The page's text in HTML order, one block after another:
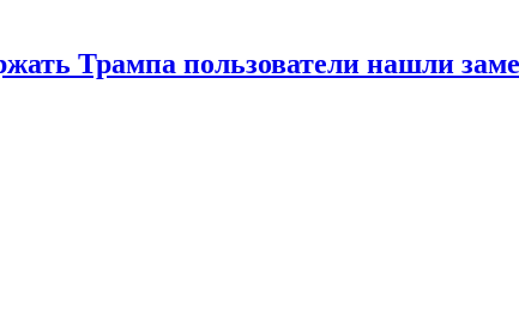
Трампа пользователи нашли